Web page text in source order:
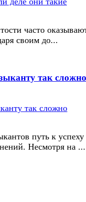
часто
своим до...
так сложно
путь к успеху
Несмотря на ...